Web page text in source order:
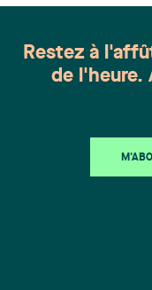
Restez à
de l'heure.